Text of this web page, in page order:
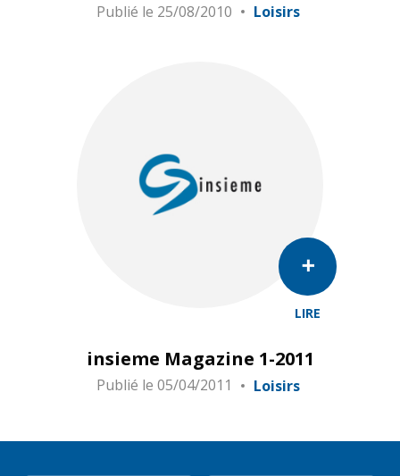
Publié le 25/08/2010 Loisirs
LIRE
insieme Magazine 1-2011
Publié le 05/04/2011 Loisirs